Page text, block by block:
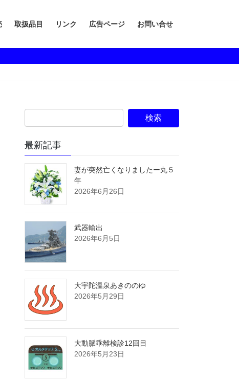
取扱品目 リンク 広告ページ お問い合せ
最新記事
妻が突然亡くなりましたー丸５
年
2026年6月26日
武器輸出
2026年6月5日
大宇陀温泉あきののゆ
2026年5月29日
大動脈乖離検診12回目
2026年5月23日